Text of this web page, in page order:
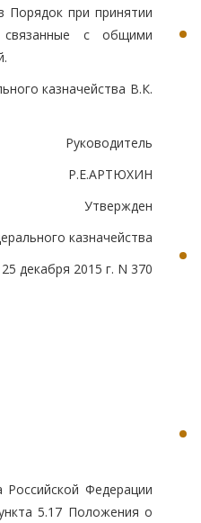
Порядок при принятии
связанные с общими
казначейства В.К.
Руководитель
Р.Е.АРТЮХИН
Утвержден
казначейства
декабря 2015 г. N 370
Федерации
5.17 Положения о